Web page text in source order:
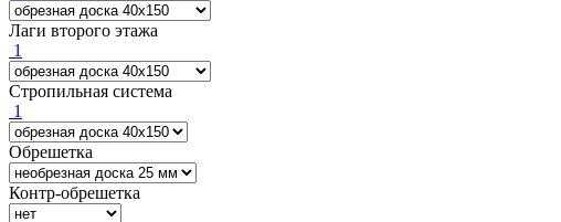
Лаги второго этажа
1
Стропильная система
1
Обрешетка
Контр-обрешетка